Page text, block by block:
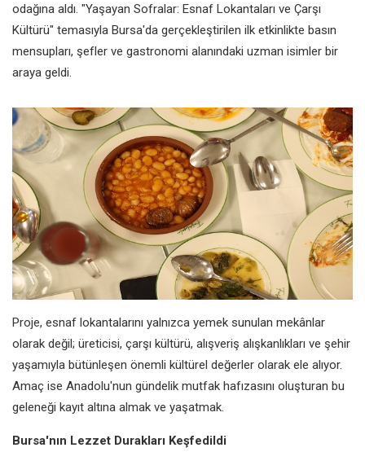
odağına aldı. "Yaşayan Sofralar: Esnaf Lokantaları ve Çarşı
Kültürü" temasıyla Bursa'da gerçekleştirilen ilk etkinlikte basın
mensupları, şefler ve gastronomi alanındaki uzman isimler bir
araya geldi.
Proje, esnaf lokantalarını yalnızca yemek sunulan mekânlar
olarak değil; üreticisi, çarşı kültürü, alışveriş alışkanlıkları ve şehir
yaşamıyla bütünleşen önemli kültürel değerler olarak ele alıyor.
Amaç ise Anadolu'nun gündelik mutfak hafızasını oluşturan bu
geleneği kayıt altına almak ve yaşatmak.
Bursa'nın Lezzet Durakları Keşfedildi